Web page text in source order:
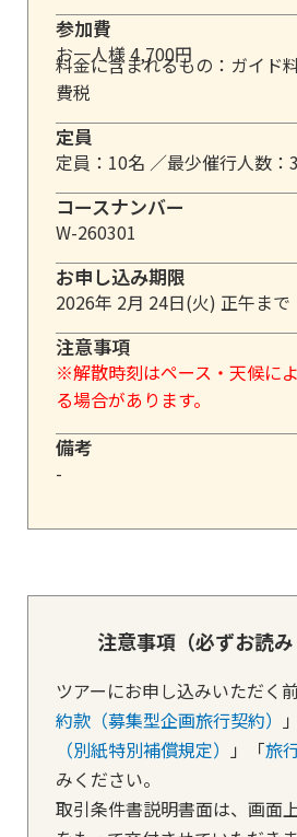
参加費
お一人様 4,700円
料金に含まれるもの：ガイド
費税
定員
定員：10名 ／最少催行人数：
コースナンバー
W-260301
お申し込み期限
2026年 2月 24日(火) 正午まで
注意事項
※解散時刻はペース・天候に
る場合があります。
備考
-
注意事項（必ずお読み
ツアーにお申し込みいただく
約款（募集型企画旅行契約）
（別紙特別補償規定）
」「旅
みください。
取引条件書説明書面は、画面